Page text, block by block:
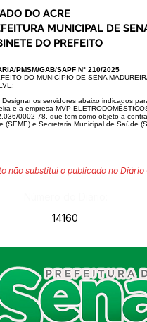
DO ACRE
MUNICIPAL DE
DO PREFEITO
PMSM/GAB/SAPF N° 210/2025
DO MUNICÍPIO DE SENA
Designar os servidores abaixo indicados
e a empresa MVP
0002-78, que tem como objeto a
(SEME) e Secretaria Municipal de Saúde
não substitui o publicado no
14160
(SIC) E OUVIDORIA
de Sena Madureira
0001-37